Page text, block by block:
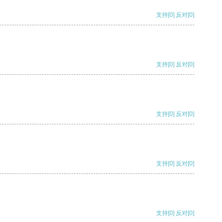
支持[0] 反对[0]
支持[0] 反对[0]
支持[0] 反对[0]
支持[0] 反对[0]
支持[0] 反对[0]